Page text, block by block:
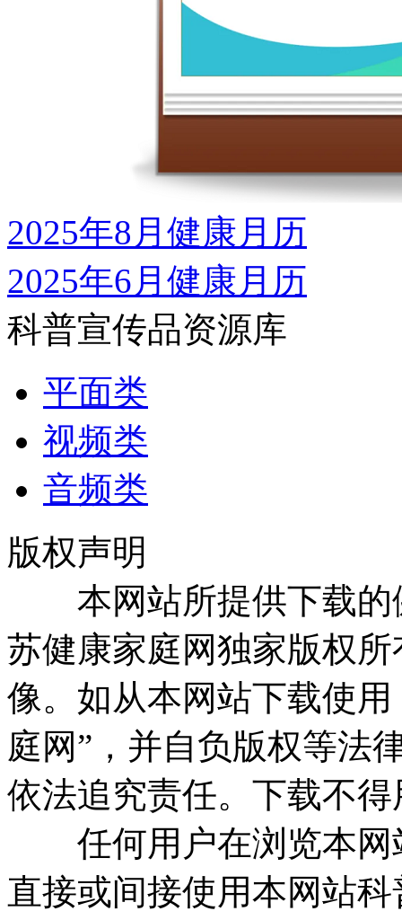
2025年8月健康月历
2025年6月健康月历
科普宣传品资源库
平面类
视频类
音频类
版权声明
本网站所提供下载的
苏健康家庭网独家版权
像。如从本网站下载使
庭网”，并自负版权等法
依法追究责任。下载不
任何用户在浏览本网
直接或间接使用本网站